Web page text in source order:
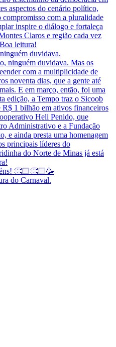
duvidava.
do Carnaval.